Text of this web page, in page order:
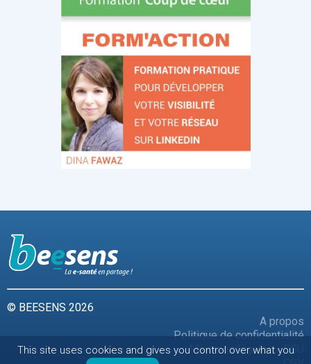
© BEESENS 2026
A propos
Politique de confidentialité
Mentions légales - CGU
This site uses cookies and gives you control over what you